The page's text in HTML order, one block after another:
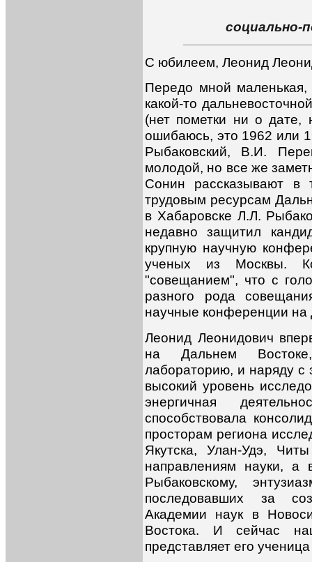
социально-
С юбилеем, Леонид
Передо мной
какой-то
(нет пометки ни о дате,
ошибаюсь, это 1962 или
Рыбаковский, В.И.
молодой, но все же
Сонин рассказывают в
трудовым ресурсам
в Хабаровске Л.Л.
недавно защитил
крупную научную
ученых из Москвы.
"совещанием", что с
разного рода
научные конференции
Леонид Леонидович
на Дальнем Востоке,
лабораторию, и наряду с
высокий уровень
энергичная
способствовала
просторам региона
Якутска, Улан-Удэ,
направлениям науки, а
Рыбаковскому,
последовавших за
Академии наук в
Востока. И сейчас
представляет его